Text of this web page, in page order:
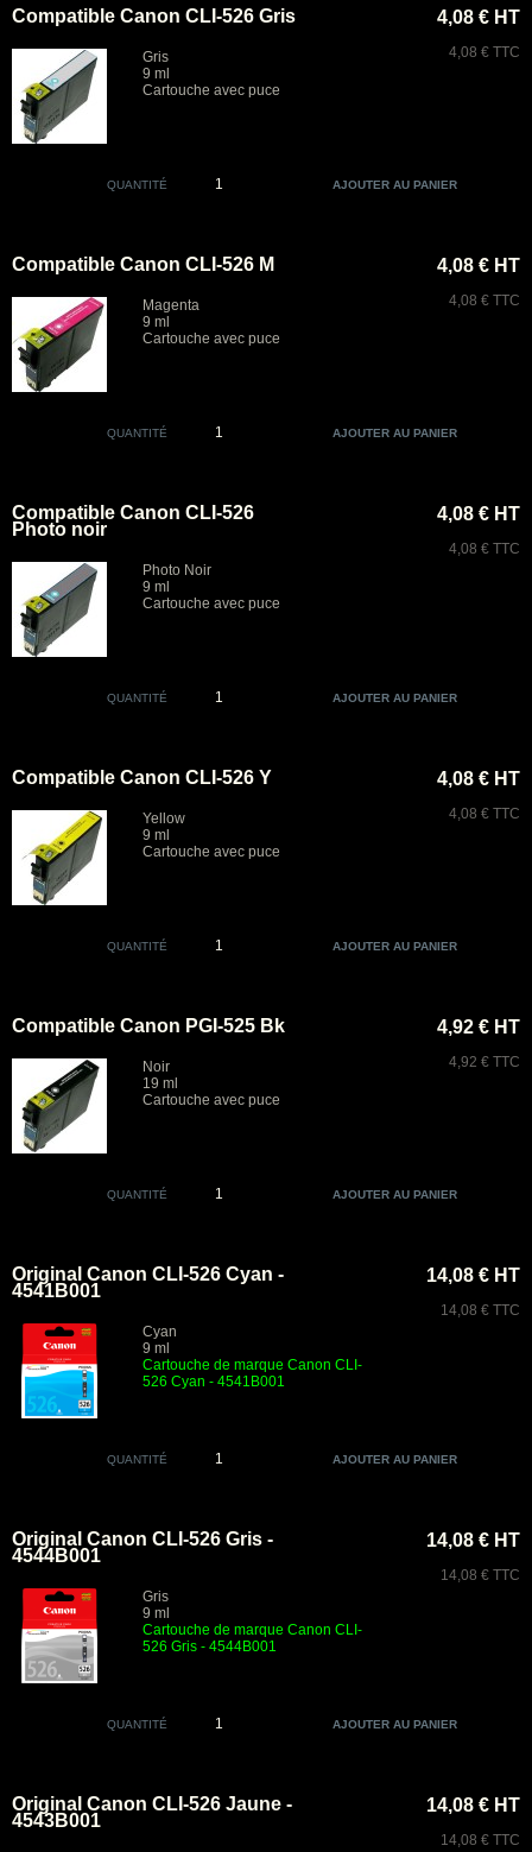
Compatible Canon CLI-526 Gris
Gris
9 ml
Cartouche avec puce
4,08 € HT
4,08 € TTC
QUANTITÉ
Compatible Canon CLI-526 M
Magenta
9 ml
Cartouche avec puce
4,08 € HT
4,08 € TTC
QUANTITÉ
Compatible Canon CLI-526
Photo noir
Photo Noir
9 ml
Cartouche avec puce
4,08 € HT
4,08 € TTC
QUANTITÉ
Compatible Canon CLI-526 Y
Yellow
9 ml
Cartouche avec puce
4,08 € HT
4,08 € TTC
QUANTITÉ
Compatible Canon PGI-525 Bk
Noir
19 ml
Cartouche avec puce
4,92 € HT
4,92 € TTC
QUANTITÉ
Original Canon CLI-526 Cyan -
4541B001
Cyan
9 ml
Cartouche de marque Canon CLI-
526 Cyan - 4541B001
14,08 € HT
14,08 € TTC
QUANTITÉ
Original Canon CLI-526 Gris -
4544B001
Gris
9 ml
Cartouche de marque Canon CLI-
526 Gris - 4544B001
14,08 € HT
14,08 € TTC
QUANTITÉ
Original Canon CLI-526 Jaune -
4543B001
14,08 € HT
14,08 € TTC